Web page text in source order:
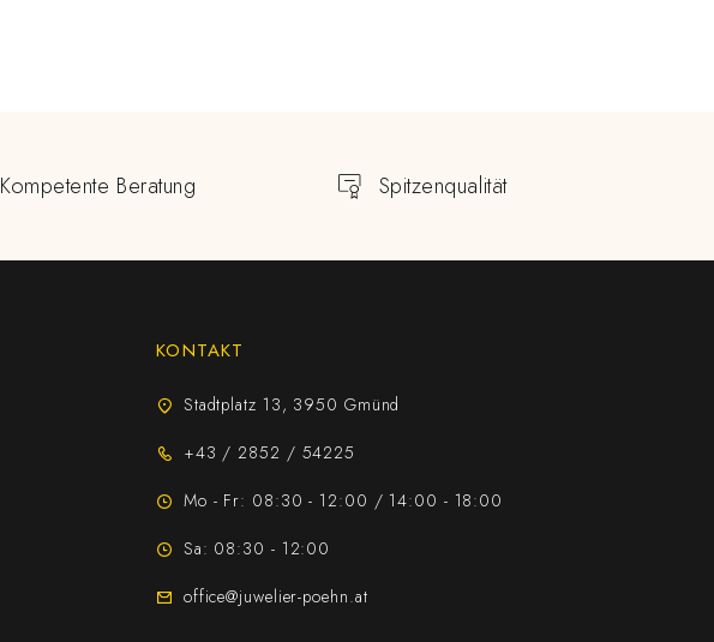
Kompetente Beratung Spitzenqualität
KONTAKT
Stadtplatz 13, 3950 Gmünd
+43 / 2852 / 54225
Mo - Fr: 08:30 - 12:00 / 14:00 - 18:00
Sa: 08:30 - 12:00
office@juwelier-poehn.at